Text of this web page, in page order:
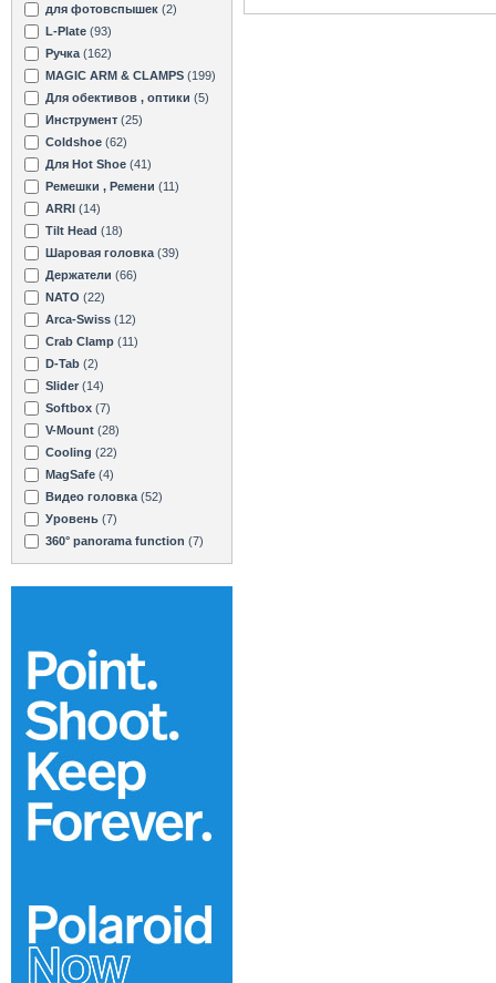
для фотовспышек (2)
L-Plate (93)
Ручка (162)
MAGIC ARM & CLAMPS (199)
Для обективов , оптики (5)
Инструмент (25)
Coldshoe (62)
Для Hot Shoe (41)
Ремешки , Ремени (11)
ARRI (14)
Tilt Head (18)
Шаровая головка (39)
Держатели (66)
NATO (22)
Arca-Swiss (12)
Crab Clamp (11)
D-Tab (2)
Slider (14)
Softbox (7)
V-Mount (28)
Cooling (22)
MagSafe (4)
Видео головка (52)
Уровень (7)
360° panorama function (7)